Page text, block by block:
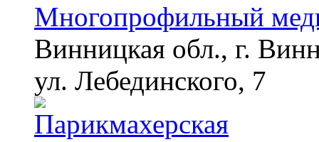
Многопрофильный
Винницкая обл., г.
ул. Лебединского, 7